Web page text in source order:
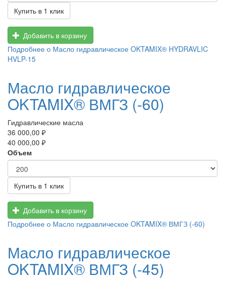
Купить в 1 клик
Добавить в корзину
Подробнее о Масло гидравлическое OKTAMIX® HYDRAVLIC
HVLP-15
Масло гидравлическое
OKTAMIX® ВМГЗ (-60)
Гидравлические масла
36 000,00 ₽
40 000,00 ₽
Объем
Купить в 1 клик
Добавить в корзину
Подробнее о Масло гидравлическое OKTAMIX® ВМГЗ (-60)
Масло гидравлическое
OKTAMIX® ВМГЗ (-45)